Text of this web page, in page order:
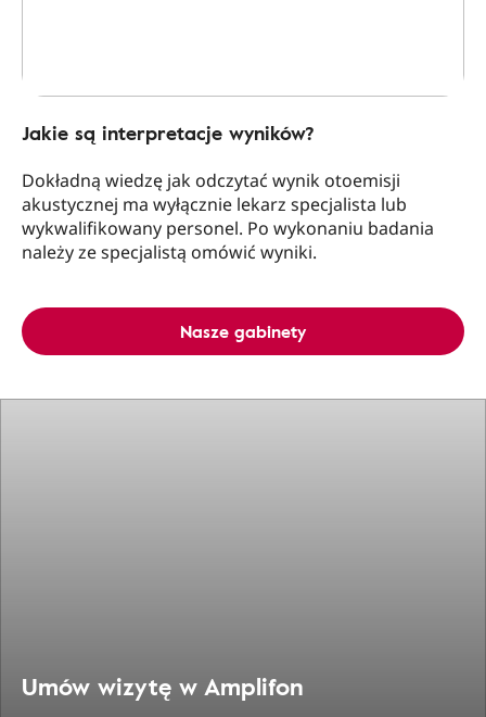
Jakie są interpretacje wyników?
Dokładną wiedzę jak odczytać wynik otoemisji
akustycznej ma wyłącznie lekarz specjalista lub
wykwalifikowany personel. Po wykonaniu badania
należy ze specjalistą omówić wyniki.
Nasze gabinety
Umów wizytę w Amplifon